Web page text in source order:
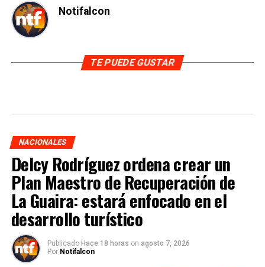
Notifalcon
TE PUEDE GUSTAR
NACIONALES
Delcy Rodríguez ordena crear un
Plan Maestro de Recuperación de
La Guaira: estará enfocado en el
desarrollo turístico
Publicado Hace 18 horas on agosto 7, 2026
Por Notifalcon